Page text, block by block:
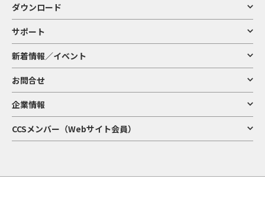
ダウンロード
サポート
新着情報／イベント
お問合せ
企業情報
CCSメンバー（Webサイト会員）